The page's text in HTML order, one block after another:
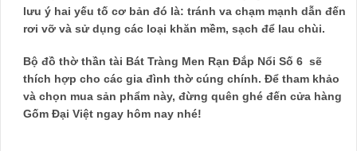
lưu ý hai yếu tố cơ bản đó là: tránh va chạm mạnh dẫn đến
rơi vỡ và sử dụng các loại khăn mềm, sạch để lau chùi.
Bộ đồ thờ thần tài Bát Tràng Men Rạn Đắp Nổi Số 6 sẽ
thích hợp cho các gia đình thờ cúng chính. Để tham khảo
và chọn mua sản phẩm này, đừng quên ghé đến cửa hàng
Gốm Đại Việt ngay hôm nay nhé!